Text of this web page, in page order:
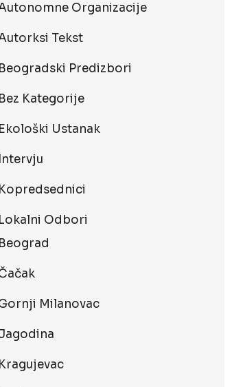
Organizacije
Tekst
Beogradski Predizbori
Bez Kategorije
Ekološki Ustanak
Intervju
Kopredsednici
Lokalni Odbori
Beograd
Milanovac
Kragujevac